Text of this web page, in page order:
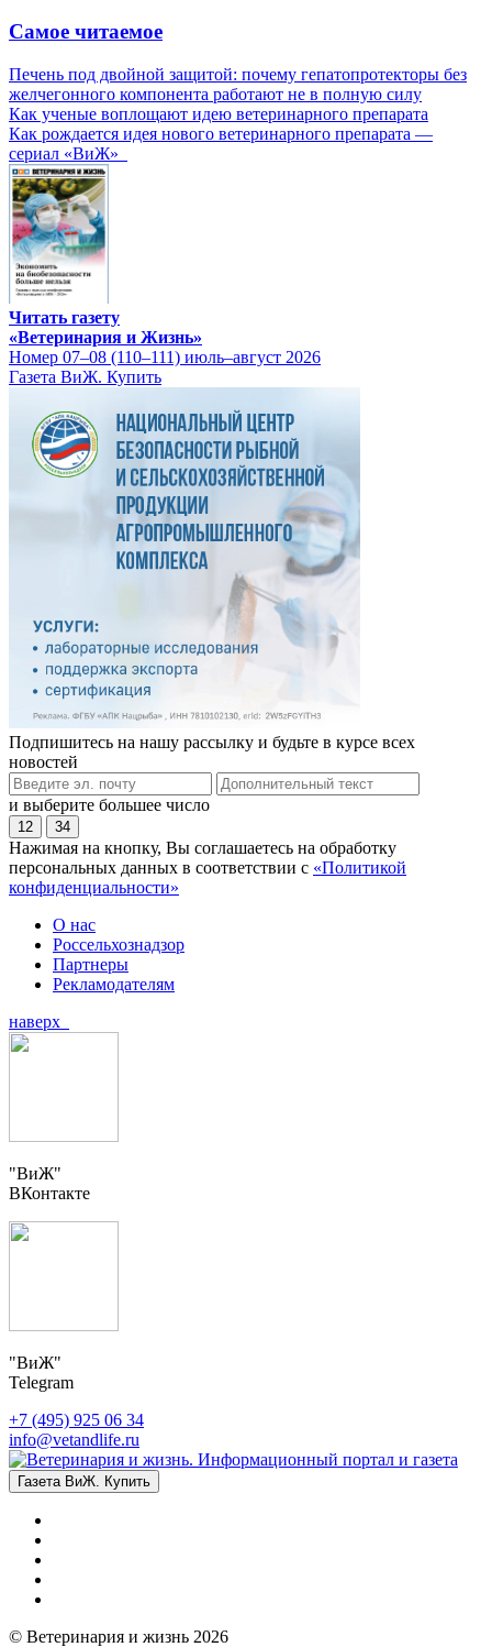
Самое читаемое
Печень под двойной защитой: почему гепатопротекторы без
желчегонного компонента работают не в полную силу
Как ученые воплощают идею ветеринарного препарата
Как рождается идея нового ветеринарного препарата —
сериал «ВиЖ»
Читать газету
«Ветеринария и Жизнь»
Номер 07–08 (110–111) июль–август 2026
Газета ВиЖ. Купить
Подпишитесь на нашу рассылку и будьте в курсе всех
новостей
и выберите большее число
12 34
Нажимая на кнопку, Вы соглашаетесь на обработку
персональных данных в соответствии с «Политикой
конфиденциальности»
О нас
Россельхознадзор
Партнеры
Рекламодателям
наверх
"ВиЖ"
ВКонтакте
"ВиЖ"
Telegram
+7 (495) 925 06 34
info@vetandlife.ru
Газета ВиЖ. Купить
© Ветеринария и жизнь 2026